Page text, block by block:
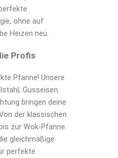
ohne auf
Heizen neu.
Profis
Pfanne! Unsere
Gusseisen
bringen deine
der klassischen
zur Wok-Pfanne
gleichmäßige
perfekte